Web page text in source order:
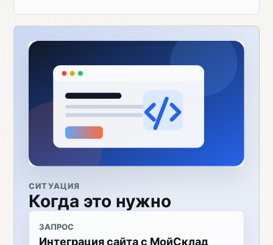
СИТУАЦИЯ
Когда это нужно
ЗАПРОС
Интеграция сайта с МойСклад